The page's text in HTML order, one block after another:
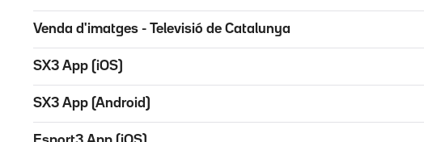
Venda d'imatges - Televisió de Catalunya
SX3 App (iOS)
SX3 App (Android)